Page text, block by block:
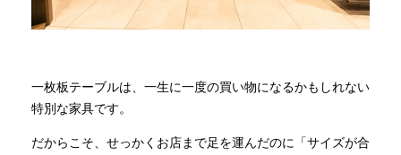
全商品一覧
一枚板テーブルは、一生に一度の買い物になるかもしれない
特別な家具です。
だからこそ、せっかくお店まで足を運んだのに「サイズが合